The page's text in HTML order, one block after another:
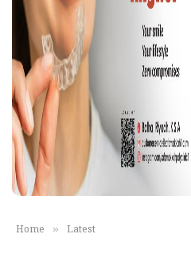
Home » Latest